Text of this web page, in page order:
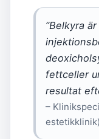
”Belkyra
fettceller
resultat
–
estetikklinik)